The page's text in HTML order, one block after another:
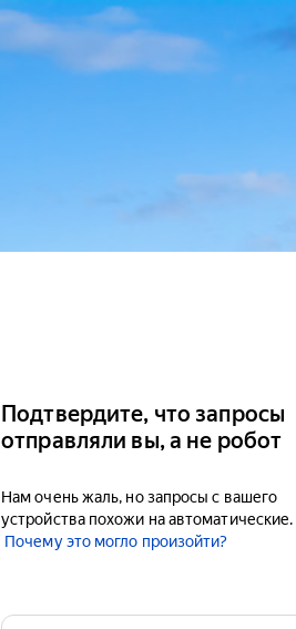
Подтвердите, что запросы
отправляли вы, а не робот
Нам очень жаль, но запросы с вашего
устройства похожи на автоматические.
Почему это могло произойти?